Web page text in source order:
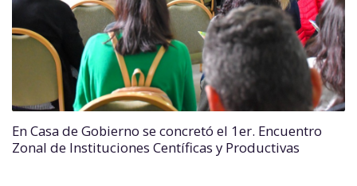
En Casa de Gobierno se concretó el 1er. Encuentro
Zonal de Instituciones Centíficas y Productivas